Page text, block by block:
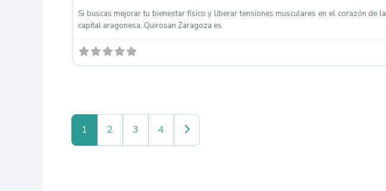
Si buscas mejorar tu bienestar físico y liberar tensiones musculares en el corazón de la
capital aragonesa, Quirosan Zaragoza es
1 2 3 4 Entradas anteriores